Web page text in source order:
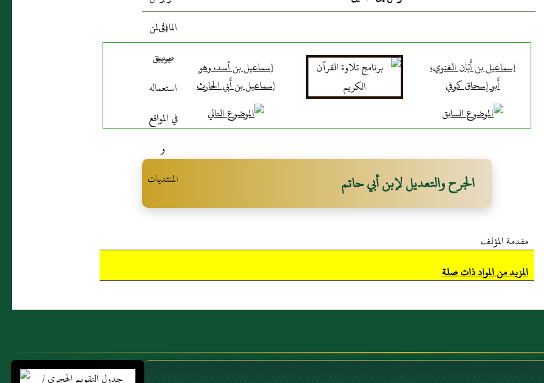
إسماعيل بن أَبَان الغنوي،
أَبو إِسحاق كوفي
إسماعيل بن أسد، وهو
إسماعيل بن أَبي الحارث
الجرح والتعديل لإبن أبي حاتم
مقدمة المؤلف
المزيد من المواد ذات صلة